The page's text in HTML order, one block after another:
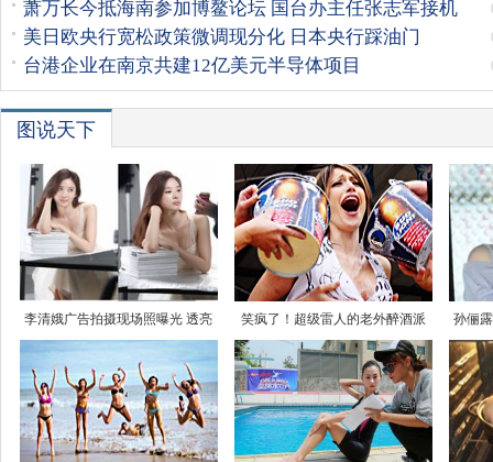
萧万长今抵海南参加博鳌论坛 国台办主任张志军接机
美日欧央行宽松政策微调现分化 日本央行踩油门
台港企业在南京共建12亿美元半导体项目
图说天下
李清娥广告拍摄现场照曝光 透亮 笑疯了！超级雷人的老外醉酒派 孙俪